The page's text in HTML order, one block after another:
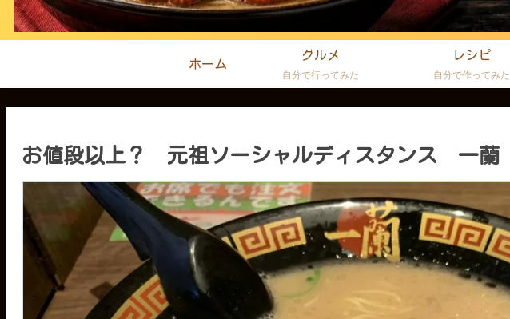
ホーム
グルメ
自分で行ってみた
レシピ
自分で作ってみた
お値段以上？ 元祖ソーシャルディスタンス 一蘭